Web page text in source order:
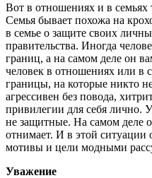
Вот в отношениях и в
Семья бывает похожа на
в семье о защите своих
правительства. Иногда
границ, а на самом деле он
человек в отношениях или в
границы, на которые никто
агрессивен без повода,
привилегии для себя лично.
не защитные. На самом деле
отнимает. И в этой
мотивы и цели модными
Уважение